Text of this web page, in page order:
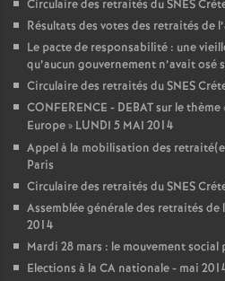
Circulaire des retraités duSNES
Résultats des votes des retraités de
Le pacte de responsabilité : une
qu’aucun gouvernement n’avait
Circulaire des retraités duSNES
CONFERENCE - DEBATsur le thème
Europe» LUNDI 5 MAI 2014
Appel à la mobilisation des
Paris
Circulaire des retraités duSNES
Assemblée générale des retraités de
2014
Mardi 28 mars : le mouvement social
Elections à la CA nationale - mai